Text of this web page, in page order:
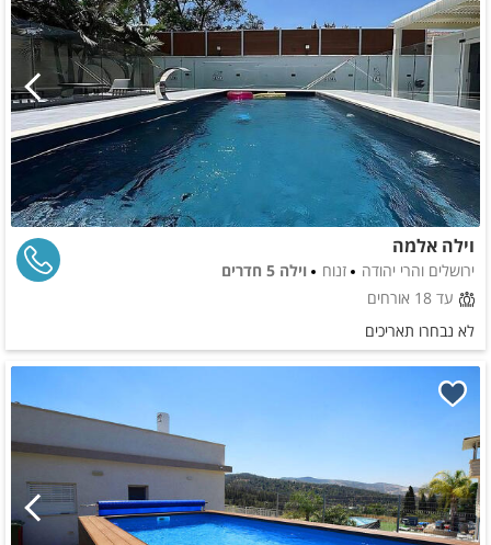
וילה אלמה
ירושלים והרי יהודה זנוח
וילה 5 חדרים
עד 18 אורחים
לא נבחרו תאריכים